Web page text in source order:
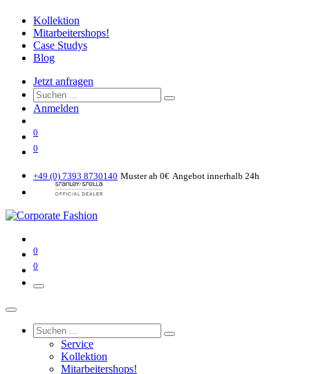
Kollektion
Mitarbeitershops!
Case Studys
Blog
Jetzt anfragen
Anmelden
0
0
+49 (0) 7393 8730140 Muster ab 0€ Angebot innerhalb 24h
0
0
Service
Kollektion
Mitarbeitershops!